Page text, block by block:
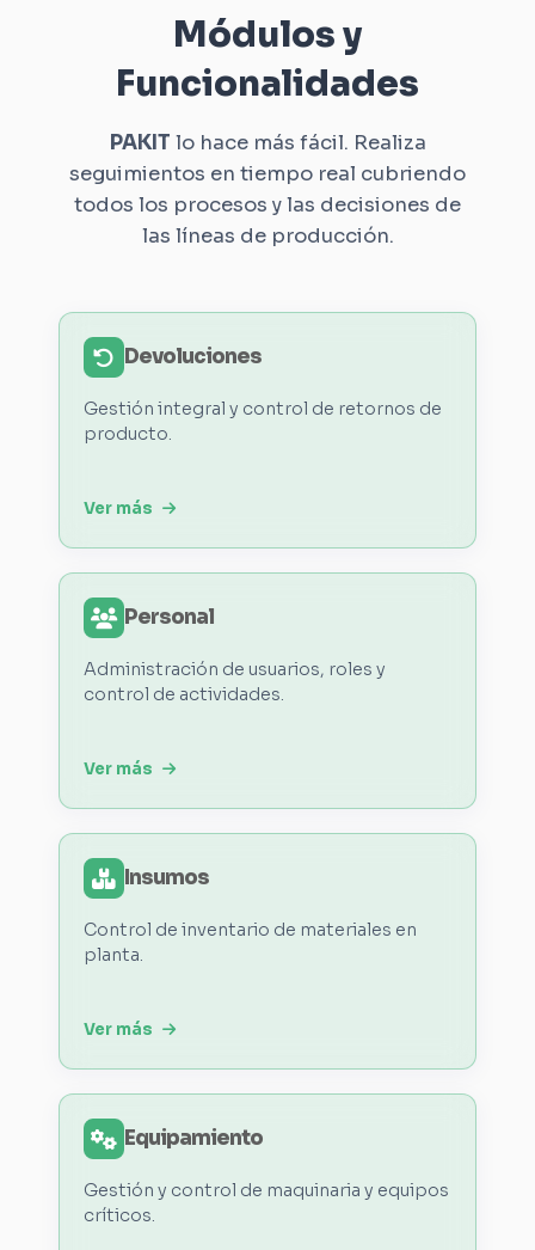
Módulos y
Funcionalidades
PAKIT lo hace más fácil. Realiza
seguimientos en tiempo real cubriendo
todos los procesos y las decisiones de
las líneas de producción.
Devoluciones
Gestión integral y control de retornos de
producto.
Ver más
Personal
Administración de usuarios, roles y
control de actividades.
Ver más
Insumos
Control de inventario de materiales en
planta.
Ver más
Equipamiento
Gestión y control de maquinaria y equipos
críticos.